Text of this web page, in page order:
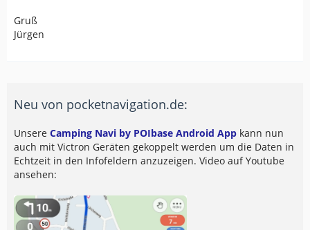
Gruß
Jürgen
Neu von pocketnavigation.de:
Unsere Camping Navi by POIbase Android App kann nun
auch mit Victron Geräten gekoppelt werden um die Daten in
Echtzeit in den Infofeldern anzuzeigen. Video auf Youtube
ansehen: